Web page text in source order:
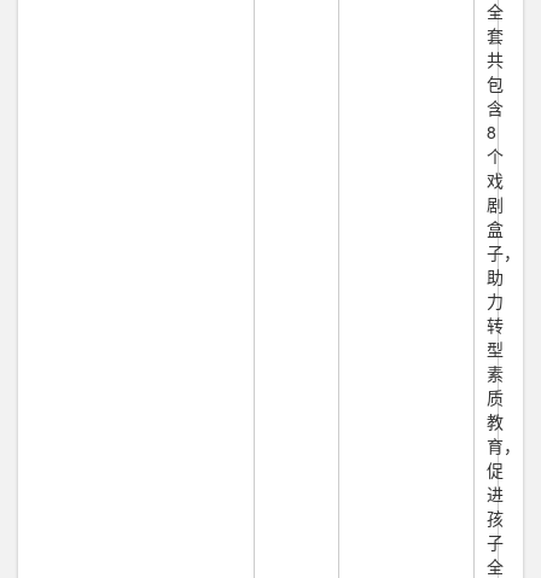
全
套
共
包
含
8
个
戏
剧
盒
子，
助
力
转
型
素
质
教
育，
促
进
孩
子
全